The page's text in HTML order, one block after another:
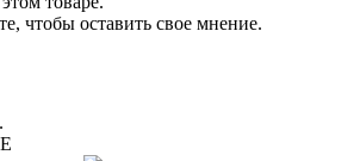
чтобы оставить свое мнение.